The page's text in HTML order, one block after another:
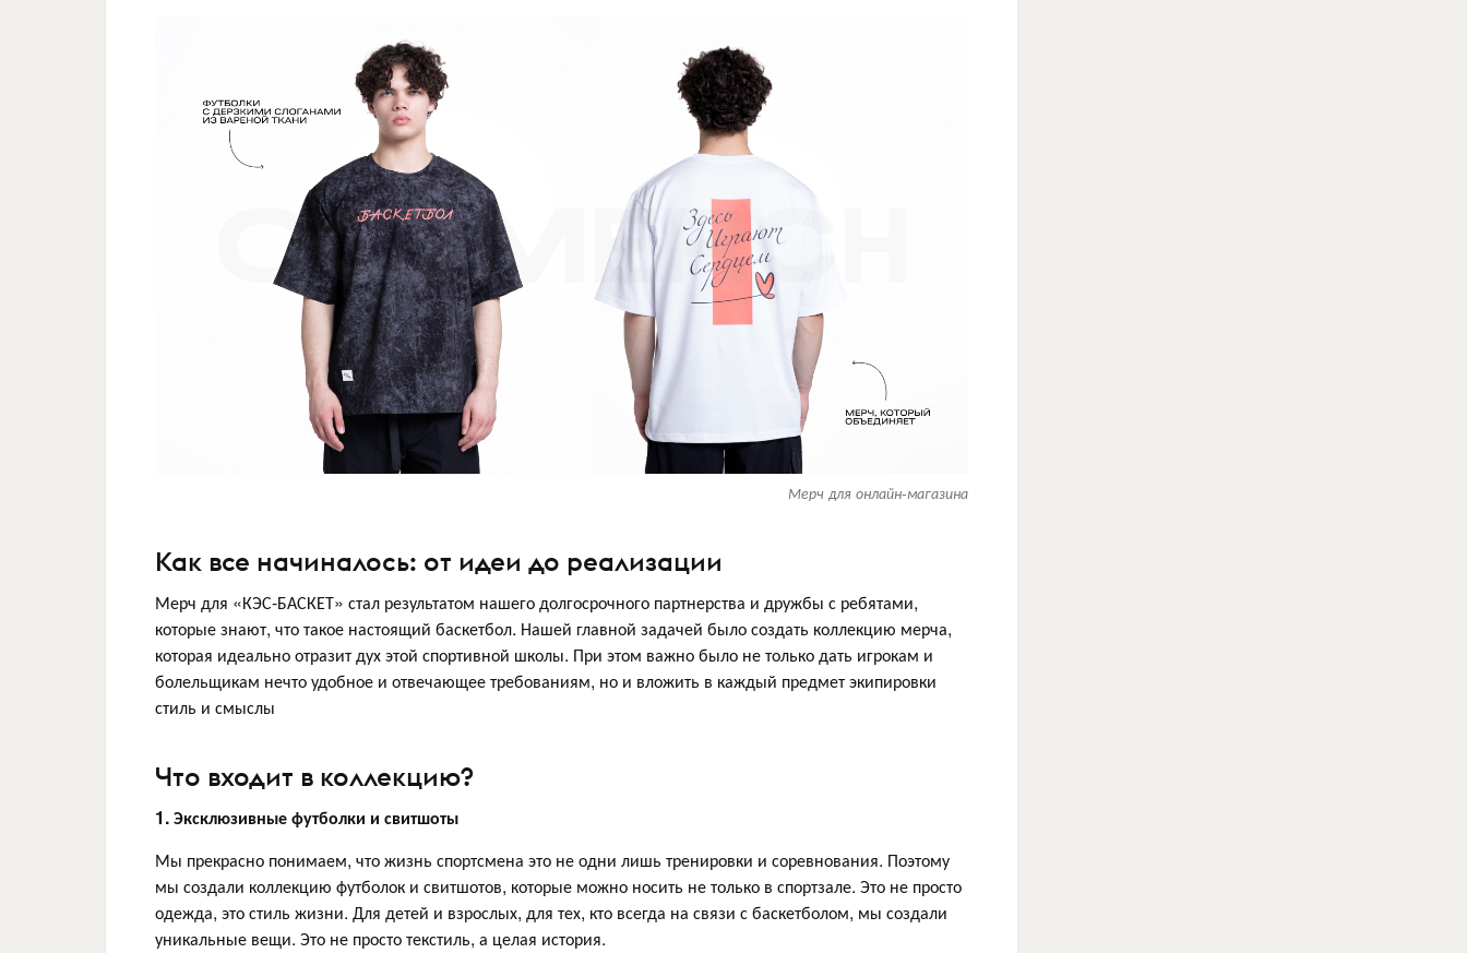
Мерч для онлайн-магазина
Как все начиналось: от идеи до реализации
Мерч для «КЭС-БАСКЕТ» стал результатом нашего долгосрочного партнерства и дружбы с ребятами,
которые знают, что такое настоящий баскетбол. Нашей главной задачей было создать коллекцию мерча,
которая идеально отразит дух этой спортивной школы. При этом важно было не только дать игрокам и
болельщикам нечто удобное и отвечающее требованиям, но и вложить в каждый предмет экипировки
стиль и смыслы
Что входит в коллекцию?
1. Эксклюзивные футболки и свитшоты
Мы прекрасно понимаем, что жизнь спортсмена это не одни лишь тренировки и соревнования. Поэтому
мы создали коллекцию футболок и свитшотов, которые можно носить не только в спортзале. Это не просто
одежда, это стиль жизни. Для детей и взрослых, для тех, кто всегда на связи с баскетболом, мы создали
уникальные вещи. Это не просто текстиль, а целая история.